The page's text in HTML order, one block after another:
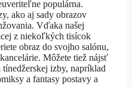
populárna.
ako aj sady obrazov
Vďaka našej
z niekoľkých tisícok
obraz do svojho salónu,
Môžete tiež nájsť
izby, napríklad
a fantasy postavy a